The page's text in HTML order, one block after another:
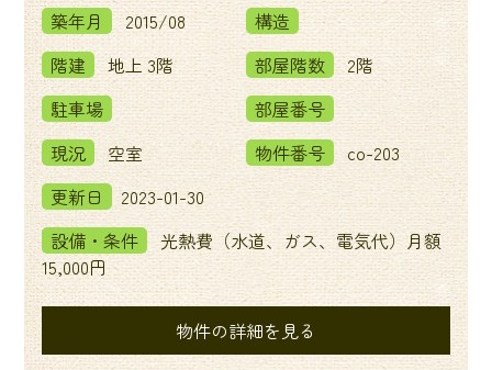
築年月
2015/08
構造
階建
地上 3階 部屋階数
2階
駐車場
部屋番号
現況
空室 物件番号
co-203
更新日
2023-01-30
設備・条件
光熱費（水道、ガス、電気代）月額
15,000円
物件の詳細を見る